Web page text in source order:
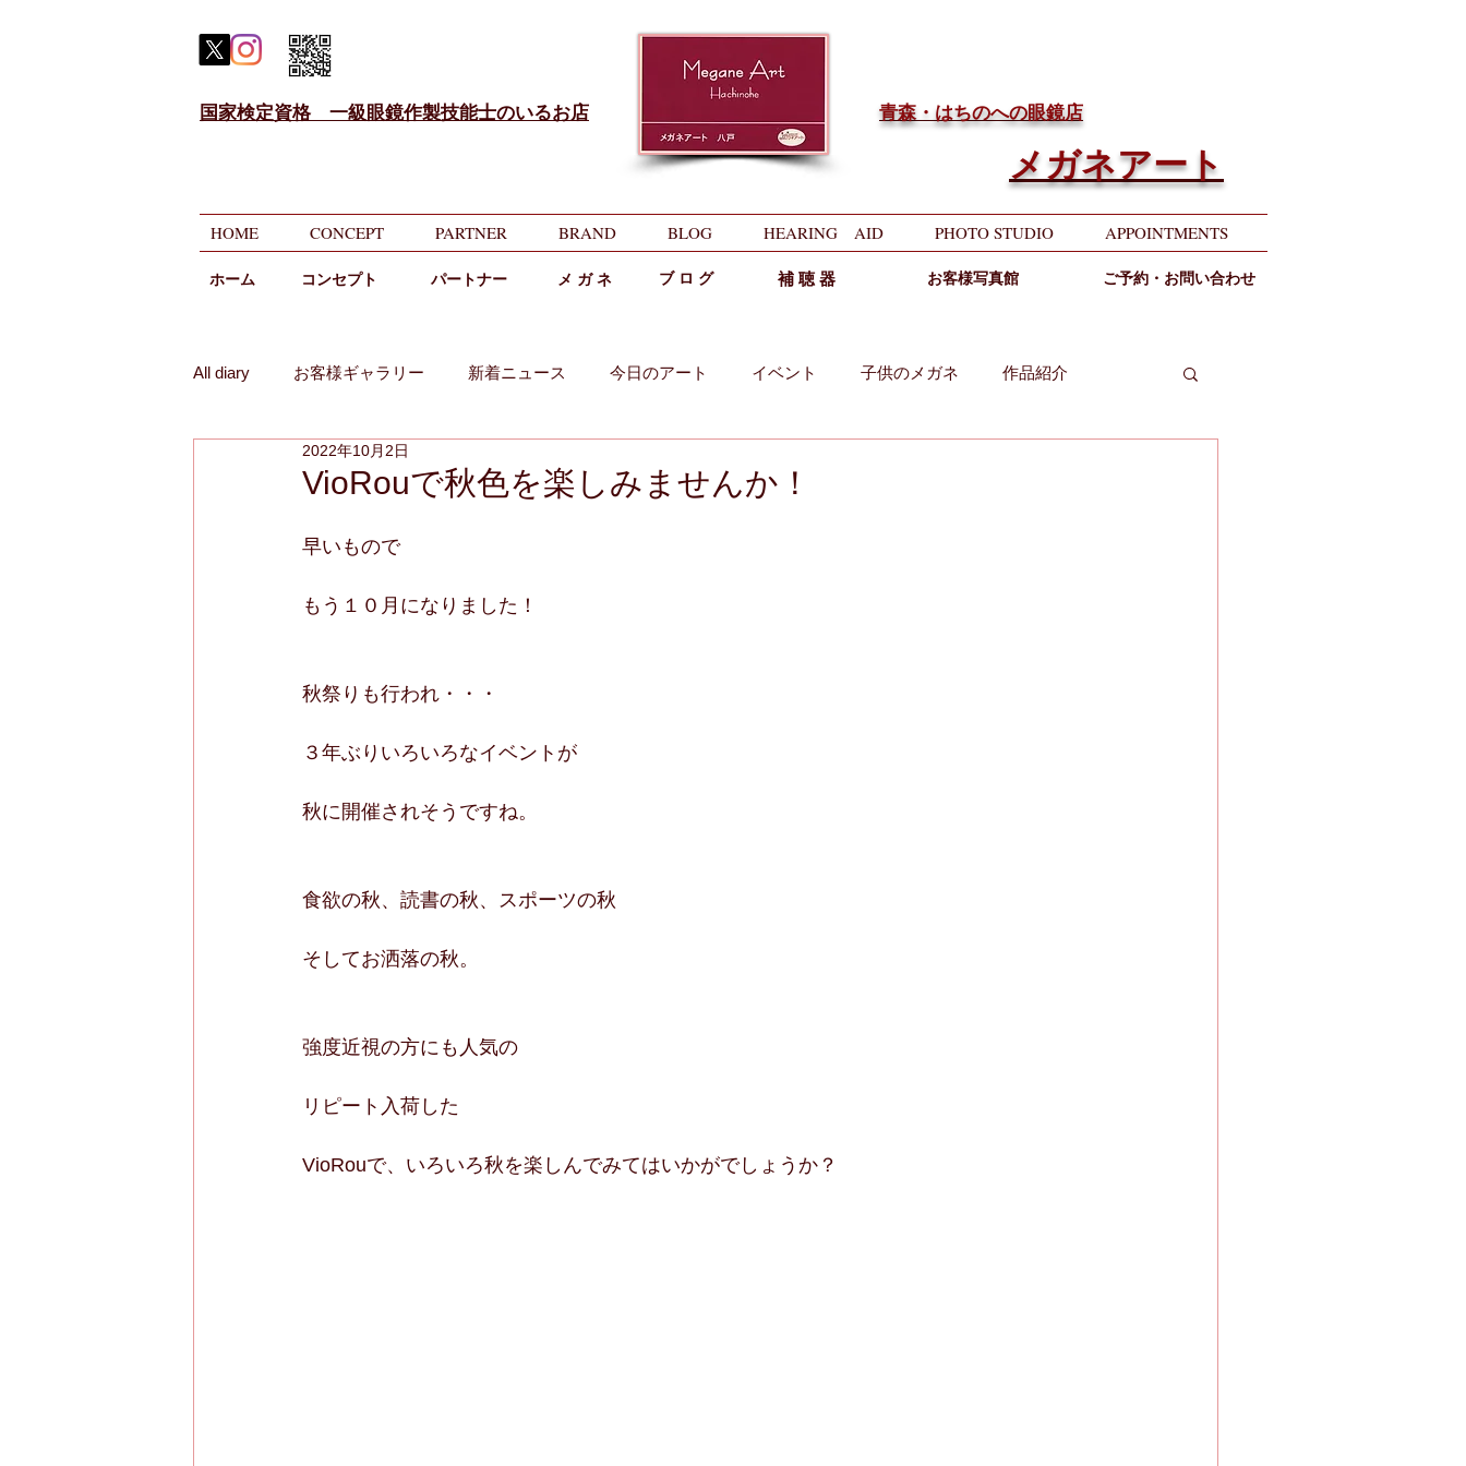
国家検定資格 一級眼鏡作製技能士のいるお店 ​青森・はちのへの眼鏡店
メガネアート
HOME CONCEPT PARTNER BRAND BLOG HEARING AID PHOTO STUDIO APPOINTMENTS
ホーム ​コンセプト パートナー メ ガ ネ ブ ロ グ 補 聴 器 お客様写真館 ご予約・お問い合わせ
All diary お客様ギャラリー 新着ニュース 今日のアート イベント 子供のメガネ 作品紹介
メガネのニコニコ相談
VioRouで秋色を楽しみませんか！
2022年10月2日
早いもので
もう１０月になりました！
秋祭りも行われ・・・
３年ぶりいろいろなイベントが
秋に開催されそうですね。
食欲の秋、読書の秋、スポーツの秋
そしてお洒落の秋。
強度近視の方にも人気の
リピート入荷した
VioRouで、いろいろ秋を楽しんでみてはいかがでしょうか？